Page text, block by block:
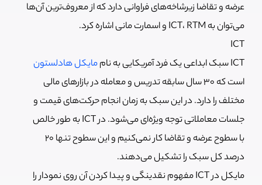
عرضه و تقاضا زیرشاخه‌های فراوانی دارد که از معروف‌ترین آن‌ها
می‌توان به ICT، RTM و اسمارت مانی اشاره کرد.
ICT
ICT سبک ابداعی یک فرد آمریکایی به نام
مایکل هادلستون
است که 30 سال سابقه تدریس و معامله در بازارهای مالی
مختلف را دارد. در این سبک به زمان انجام حرکت‌های قیمت و
جلسات معاملاتی توجه ویژه‌ای می‌شود. در ICT به طور خالص
با سطوح عرضه و تقاضا کار نمی‌‌کنیم و این سطوح تنها 20
درصد کل سبک را تشکیل می‌‌دهند.
مایکل در ICT مفهوم نقدینگی و پیدا کردن آن روی نمودار را